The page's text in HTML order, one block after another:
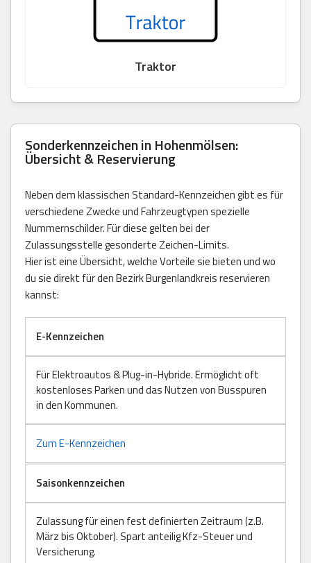
Traktor
Sonderkennzeichen in Hohenmölsen:
Übersicht & Reservierung
Neben dem klassischen Standard-Kennzeichen gibt es für
verschiedene Zwecke und Fahrzeugtypen spezielle
Nummernschilder. Für diese gelten bei der
Zulassungsstelle gesonderte Zeichen-Limits.
Hier ist eine Übersicht, welche Vorteile sie bieten und wo
du sie direkt für den Bezirk Burgenlandkreis reservieren
kannst:
E-Kennzeichen
Für Elektroautos & Plug-in-Hybride. Ermöglicht oft
kostenloses Parken und das Nutzen von Busspuren
in den Kommunen.
Zum E-Kennzeichen
Saisonkennzeichen
Zulassung für einen fest definierten Zeitraum (z.B.
März bis Oktober). Spart anteilig Kfz-Steuer und
Versicherung.